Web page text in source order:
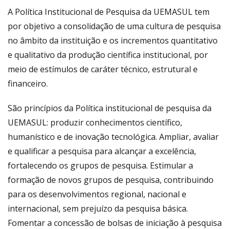
A Política Institucional de Pesquisa da UEMASUL tem
por objetivo a consolidação de uma cultura de pesquisa
no âmbito da instituição e os incrementos quantitativo
e qualitativo da produção científica institucional, por
meio de estímulos de caráter técnico, estrutural e
financeiro.
São princípios da Política institucional de pesquisa da
UEMASUL: produzir conhecimentos científico,
humanístico e de inovação tecnológica. Ampliar, avaliar
e qualificar a pesquisa para alcançar a excelência,
fortalecendo os grupos de pesquisa. Estimular a
formação de novos grupos de pesquisa, contribuindo
para os desenvolvimentos regional, nacional e
internacional, sem prejuízo da pesquisa básica.
Fomentar a concessão de bolsas de iniciação à pesquisa